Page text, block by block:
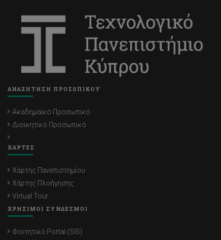
ΑΝΑΖΗΤΗΣΗ ΠΡΟΣΩΠΙΚΟΥ
Ακαδημαϊκό Προσωπικό
Διοικητικό Προσωπικό
ΧΑΡΤΕΣ
Χάρτης Πανεπιστημίου
Χάρτης Πλοήγησης
Virtual Tour
ΧΡΗΣΙΜΟΙ ΣΥΝΔΕΣΜΟΙ
Φοιτητικό Portal (SIS)